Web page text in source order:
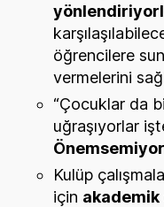
öğrencilere
vermelerini
“Çocuklar da
uğraşıyorlar
Kulüp
için akademik